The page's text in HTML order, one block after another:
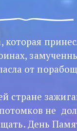
которая
от
стране
не
День